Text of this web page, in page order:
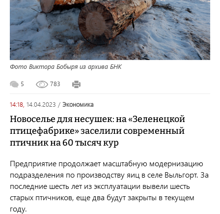
Фото Виктора Бобыря из архива БНК
5 783
14:18, 14.04.2023 / экономика
Новоселье для несушек: на «Зеленецкой
птицефабрике» заселили современный
птичник на 60 тысяч кур
Предприятие продолжает масштабную модернизацию
подразделения по производству яиц в селе Выльгорт. За
последние шесть лет из эксплуатации вывели шесть
старых птичников, еще два будут закрыты в текущем
году.